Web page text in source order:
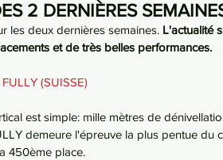
2 DERNIÈRES
les deux dernières semaines. L'actualité
et de très belles performances.
(SUISSE)
est simple: mille mètres de
demeure l'épreuve la plus pentue du
450ème place.